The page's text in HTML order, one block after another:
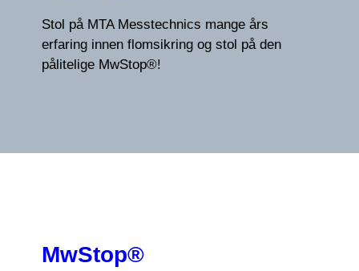
Stol på MTA Messtechnics mange års
erfaring innen flomsikring og stol på den
pålitelige MwStop®!
MwStop®